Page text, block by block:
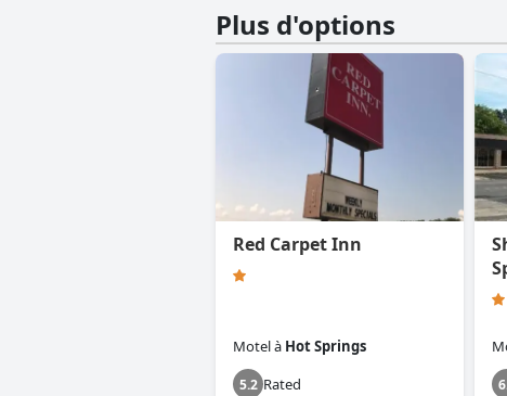
Plus d'options
Red Carpet Inn
Motelà Hot Springs
5.2 Rated